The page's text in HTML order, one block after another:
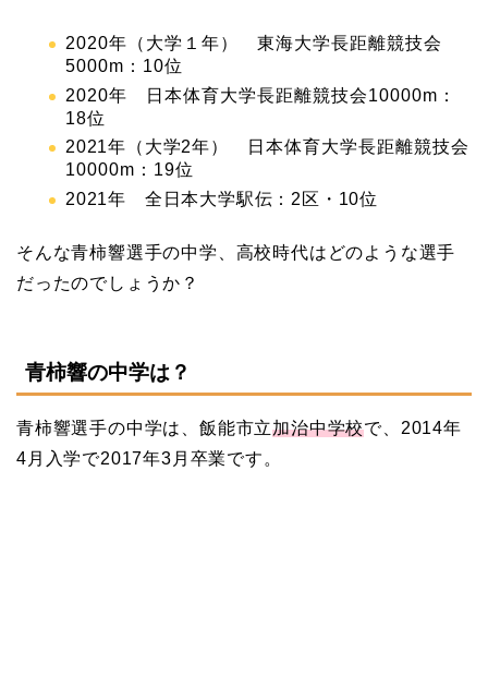
2020年（大学１年） 東海大学長距離競技会
5000m：10位
2020年 日本体育大学長距離競技会10000m：
18位
2021年（大学2年）
日本体育大学長距離競技会
10000m：19位
2021年 全日本大学駅伝：2区・10位
そんな青柿響選手の中学、高校時代はどのような選手
だったのでしょうか？
青柿響の中学は？
青柿響選手の中学は、飯能市立加治中学校で、2014年
4月入学で2017年3月卒業です。